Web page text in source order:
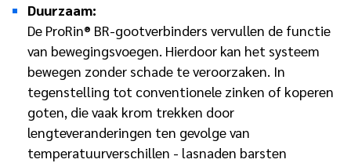
Duurzaam:
De ProRin® BR-gootverbinders vervullen de functie
van bewegingsvoegen. Hierdoor kan het systeem
bewegen zonder schade te veroorzaken. In
tegenstelling tot conventionele zinken of koperen
goten, die vaak krom trekken door
lengteveranderingen ten gevolge van
temperatuurverschillen - lasnaden barsten